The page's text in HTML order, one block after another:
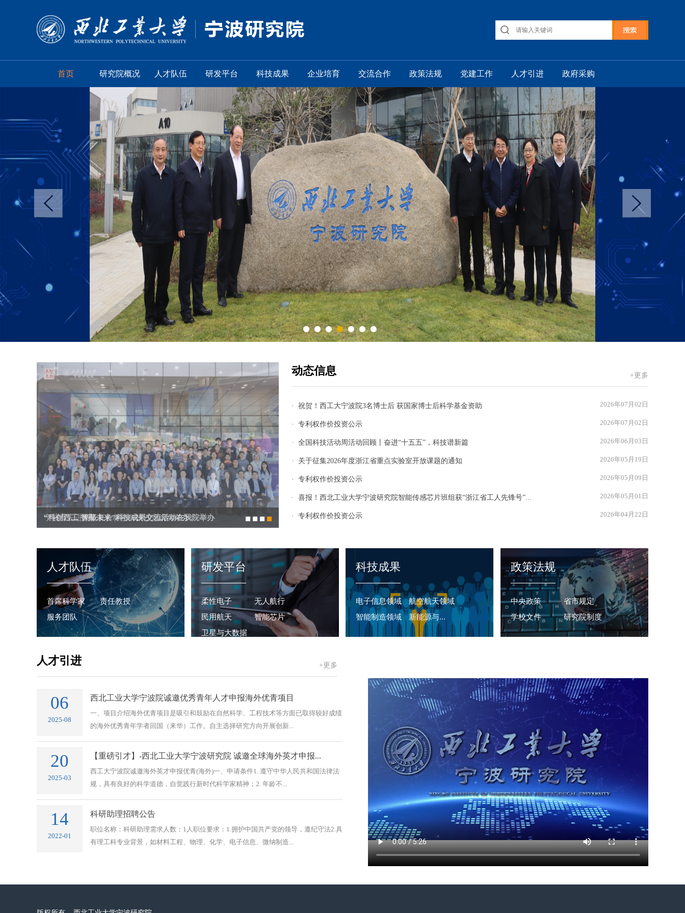
首页 研究院概况 人才队伍 研发平台 科技成果 企业培育 交流合作 政策法规 党建工作 人才引进 政府采购
“科创西工 智鄞未来”科技成果交流活动在我院举办
+更多
动态信息
2026年07月02日
· 祝贺！西工大宁波院3名博士后 获国家博士后科学基金资助
2026年07月02日
· 专利权作价投资公示
2026年06月03日
· 全国科技活动周活动回顾丨奋进“十五五”，科技谱新篇
2026年05月19日
· 关于征集2026年度浙江省重点实验室开放课题的通知
2026年05月09日
· 专利权作价投资公示
2026年05月01日
· 喜报！西北工业大学宁波研究院智能传感芯片班组获“浙江省工人先锋号”...
2026年04月22日
· 专利权作价投资公示
人才队伍
首席科学家
责任教授
服务团队
研发平台
柔性电子
无人航行
民用航天
智能芯片
卫星与大数据
科技成果
电子信息领域
航空航天领域
智能制造领域
新能源与...
政策法规
中央政策
省市规定
学校文件
研究院制度
+更多
人才引进
西北工业大学宁波院诚邀优秀青年人才申报海外优青项目
一、项目介绍海外优青项目是吸引和鼓励在自然科学、工程技术等方面已取得较好成绩
的海外优秀青年学者回国（来华）工作。自主选择研究方向开展创新...
06
2025-08
【重磅引才】-西北工业大学宁波研究院 诚邀全球海外英才申报...
西工大宁波院诚邀海外英才申报优青(海外)一、申请条件1. 遵守中华人民共和国法律法
规，具有良好的科学道德，自觉践行新时代科学家精神；2. 年龄不...
20
2025-03
科研助理招聘公告
职位名称：科研助理需求人数：1人职位要求：1.拥护中国共产党的领导，遵纪守法2.具
有理工科专业背景，如材料工程、物理、化学、电子信息、微纳制造...
14
2022-01